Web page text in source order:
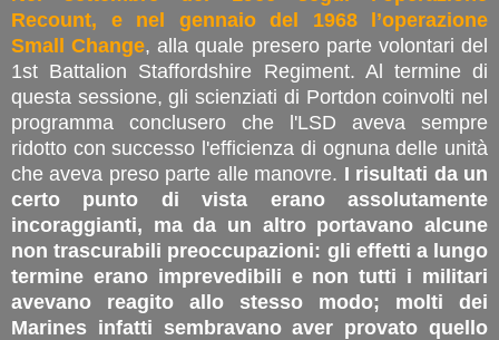
Recount, e nel gennaio del 1968 l’operazione
Small Change, alla quale presero parte volontari del
1st Battalion Staffordshire Regiment. Al termine di
questa sessione, gli scienziati di Portdon coinvolti nel
programma conclusero che l'LSD aveva sempre
ridotto con successo l'efficienza di ognuna delle unità
che aveva preso parte alle manovre. I risultati da un
certo punto di vista erano assolutamente
incoraggianti, ma da un altro portavano alcune
non trascurabili preoccupazioni: gli effetti a lungo
termine erano imprevedibili e non tutti i militari
avevano reagito allo stesso modo; molti dei
Marines infatti sembravano aver provato quello